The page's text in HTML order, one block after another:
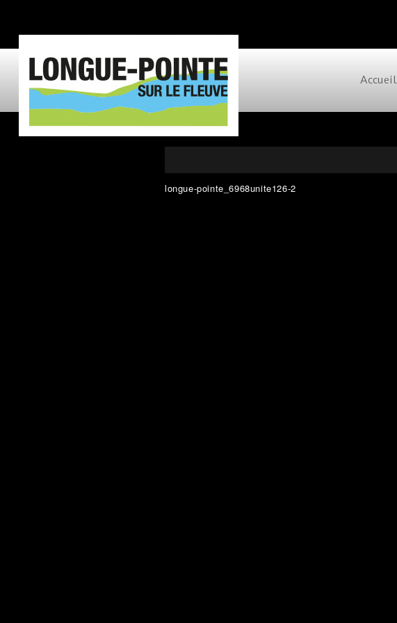
Accueil
longue-pointe_6968unite126-2